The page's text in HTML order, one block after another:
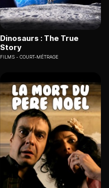
Dinosaurs : The True
Story
FILMS COURT-MÉTRAGE